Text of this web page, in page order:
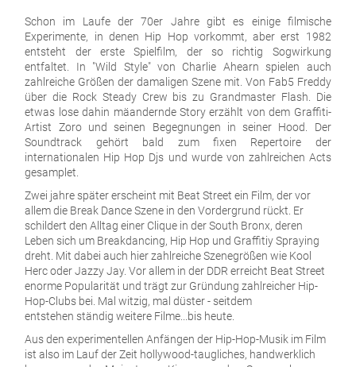
Schon im Laufe der 70er Jahre gibt es einige filmische
Experimente, in denen Hip Hop vorkommt, aber erst 1982
entsteht der erste Spielfilm, der so richtig Sogwirkung
entfaltet. In "Wild Style" von Charlie Ahearn spielen auch
zahlreiche Größen der damaligen Szene mit. Von Fab5 Freddy
über die Rock Steady Crew bis zu Grandmaster Flash. Die
etwas lose dahin mäandernde Story erzählt von dem Graffiti-
Artist Zoro und seinen Begegnungen in seiner Hood. Der
Soundtrack gehört bald zum fixen Repertoire der
internationalen Hip Hop Djs und wurde von zahlreichen Acts
gesamplet.
Zwei jahre später erscheint mit Beat Street ein Film, der vor
allem die Break Dance Szene in den Vordergrund rückt. Er
schildert den Alltag einer Clique in der South Bronx, deren
Leben sich um Breakdancing, Hip Hop und Graffitiy Spraying
dreht. Mit dabei auch hier zahlreiche Szenegrößen wie Kool
Herc oder Jazzy Jay. Vor allem in der DDR erreicht Beat Street
enorme Popularität und trägt zur Gründung zahlreicher Hip-
Hop-Clubs bei. Mal witzig, mal düster - seitdem
entstehen ständig weitere Filme...bis heute.
Aus den experimentellen Anfängen der Hip-Hop-Musik im Film
ist also im Lauf der Zeit hollywood-taugliches, handwerklich